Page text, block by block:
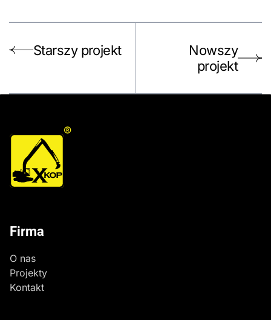
Starszy projekt
Nowszy
projekt
®
Firma
O nas
Projekty
Kontakt